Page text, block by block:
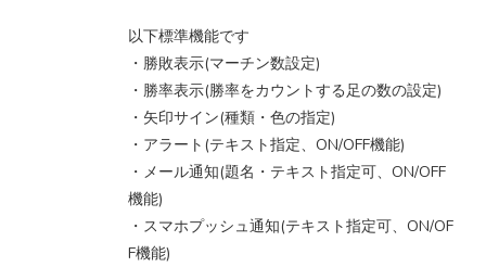
以下標準機能です
・勝敗表示(マーチン数設定)
・勝率表示(勝率をカウントする足の数の設定)
・矢印サイン(種類・色の指定)
・アラート(テキスト指定、ON/OFF機能)
・メール通知(題名・テキスト指定可、ON/OFF
機能)
・スマホプッシュ通知(テキスト指定可、ON/OF
F機能)